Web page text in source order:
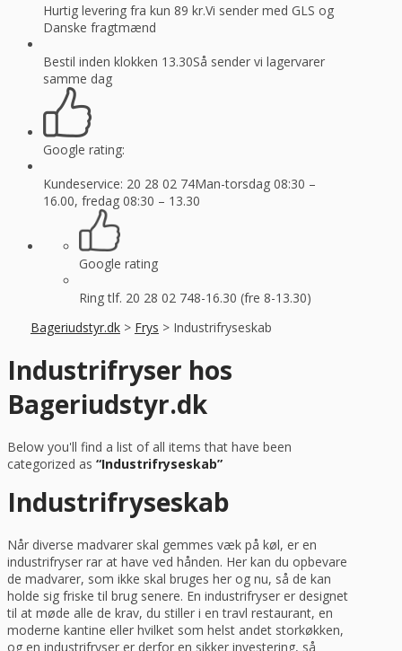
Hurtig levering fra kun 89 kr.Vi sender med GLS og
Danske fragtmænd
Bestil inden klokken 13.30Så sender vi lagervarer
samme dag
Google rating:
Kundeservice: 20 28 02 74Man-torsdag 08:30 –
16.00, fredag 08:30 – 13.30
Google rating
Ring tlf. 20 28 02 748-16.30 (fre 8-13.30)
Bageriudstyr.dk > Frys >Industrifryseskab
Industrifryser hos
Bageriudstyr.dk
Below you'll find a list of all items that have been
categorized as “Industrifryseskab”
Industrifryseskab
Når diverse madvarer skal gemmes væk på køl, er en
industrifryser rar at have ved hånden. Her kan du opbevare
de madvarer, som ikke skal bruges her og nu, så de kan
holde sig friske til brug senere. En industrifryser er designet
til at møde alle de krav, du stiller i en travl restaurant, en
moderne kantine eller hvilket som helst andet storkøkken,
og en industrifryser er derfor en sikker investering, så